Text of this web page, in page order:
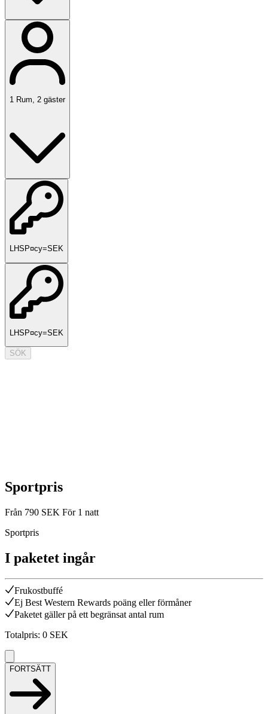
1 Rum 2 gäster
LHSP¤cy=SEK
LHSP¤cy=SEK
SÖK
Sportpris
Från 790 SEK För 1 natt
Sportpris
I paketet ingår
Frukostbuffé
Ej Best Western Rewards poäng eller förmåner
Paketet gäller på ett begränsat antal rum
Totalpris: 0 SEK
FORTSÄTT